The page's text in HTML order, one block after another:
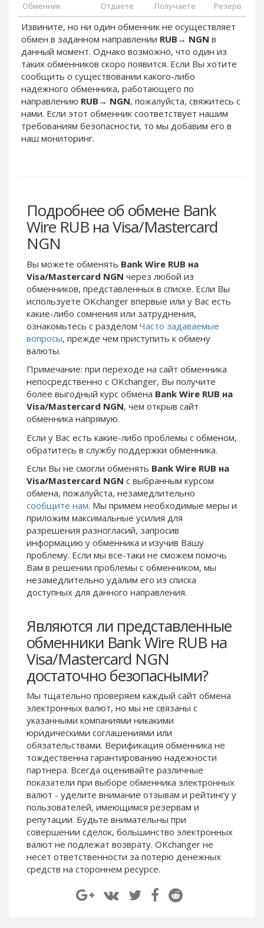
Обменник Отдаете Получаете Резерв
Извините, но ни один обменник не осуществляет
обмен в заданном направлении RUB → NGN в
данный момент. Однако возможно, что один из
таких обменников скоро появится. Если Вы хотите
сообщить о существовании какого-либо
надежного обменника, работающего по
направлению RUB → NGN, пожалуйста, свяжитесь с
нами. Если этот обменник соответствует нашим
требованиям безопасности, то мы добавим его в
наш мониторинг.
Подробнее об обмене Bank
Wire RUB на Visa/Mastercard
NGN
Вы можете обменять Bank Wire RUB на
Visa/Mastercard NGN через любой из
обменников, представленных в списке. Если Вы
используете OKchanger впервые или у Вас есть
какие-либо сомнения или затруднения,
ознакомьтесь с разделом Часто задаваемые
вопросы, прежде чем приступить к обмену
валюты.
Примечание: при переходе на сайт обменника
непосредственно c OKchanger, Вы получите
более выгодный курс обмена Bank Wire RUB на
Visa/Mastercard NGN, чем открыв сайт
обменника напрямую.
Если у Вас есть какие-либо проблемы с обменом,
обратитесь в службу поддержки обменника.
Если Вы не смогли обменять Bank Wire RUB на
Visa/Mastercard NGN с выбранным курсом
обмена, пожалуйста, незамедлительно
сообщите нам. Мы примем необходимые меры и
приложим максимальные усилия для
разрешения разногласий, запросив
информацию у обменника и изучив Вашу
проблему. Если мы все-таки не сможем помочь
Вам в решении проблемы c обменником, мы
незамедлительно удалим его из списка
доступных для данного направления.
Являются ли представленные
обменники Bank Wire RUB на
Visa/Mastercard NGN
достаточно безопасными?
Мы тщательно проверяем каждый сайт обмена
электронных валют, но мы не связаны c
указанными компаниями никакими
юридическими соглашениями или
обязательствами. Верификация обменника не
тождественна гарантированию надежности
партнера. Всегда оценивайте различные
показатели при выборе обменника электронных
валют - уделите внимание отзывам и рейтингу у
пользователей, имеющимся резервам и
репутации. Будьте внимательны при
совершении сделок, большинство электронных
валют не подлежат возврату. OKchanger не
несет ответственности за потерю денежных
средств на стороннем ресурсе.
PayPal CHF
PayPal MYR
Webmoney WMZ
Webmoney WMR
Webmoney WME
Webmoney WMU
Webmoney WMK
Webmoney WMG
Skril EUR
Skril INR
Skril PLN
Skril AUD
Skril NOK
Skril SEK
Paxum USD
Paxum EUR
Epay EUR
Phone Balance RUB
Phone Balance UAH
Neteller USD
Neteller EUR
Neteller INR
Neteller PLN
Neteller GBP
Neteller NOK
Neteller SEK
PaySera USD
PaySera EUR
AliPay CNY
UnionPay CNY
Paymer USD
Paymer RUB
Capitalist USD
Capitalist RUB
Capitalist EUR
Payoneer USD
Payoneer EUR
Revolut Binance USD
(BUSD)
Revolut USD
Revolut EUR
Revolut GBP
Global24 UAH
Piastrix RUB
PayPal CHF
PayPal MYR
Webmoney WMZ
Webmoney WMR
Webmoney WME
Webmoney WMU
Webmoney WMK
Skril EUR
Skril INR
Skril AUD
Skril NOK
Skril SEK
Paxum USD
Paxum EUR
Epay EUR
Phone Balance RUB
Phone Balance UAH
Neteller USD
Neteller EUR
Neteller INR
Neteller PLN
Neteller GBP
Neteller NOK
Neteller SEK
PaySera USD
PaySera EUR
UnionPay CNY
Paymer USD
Paymer RUB
Paymer UAH
Capitalist USD
Capitalist RUB
Capitalist EUR
Payoneer USD
Payoneer EUR
Revolut Binance USD
(BUSD)
Revolut USD
Revolut EUR
Revolut GBP
Piastrix RUB